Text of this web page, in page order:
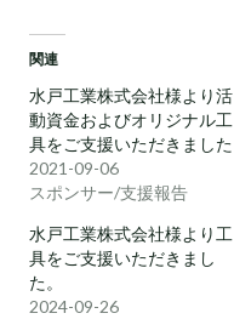
関連
水戸工業株式会社様より活
動資金およびオリジナル工
具をご支援いただきました
2021-09-06
スポンサー/支援報告
水戸工業株式会社様より工
具をご支援いただきまし
た。
2024-09-26